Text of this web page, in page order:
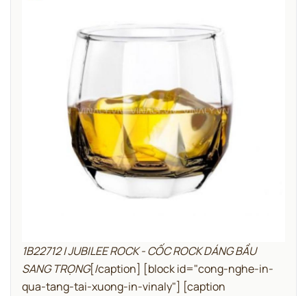
1B22712 | JUBILEE ROCK - CỐC ROCK DÁNG BẦU
SANG TRỌNG[/caption] [block id="cong-nghe-in-
qua-tang-tai-xuong-in-vinaly"] [caption